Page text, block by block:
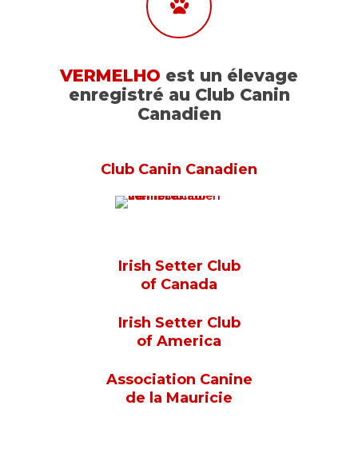
VERMELHO est un élevage
enregistré au Club Canin
Canadien
Club Canin Canadien
Irish Setter Club
of Canada
Irish Setter Club
of America
Association Canine
de la Mauricie